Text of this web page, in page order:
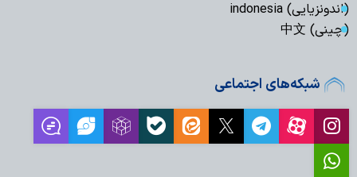
(اندونزیایی) indonesia
(چینی) 中文
شبکه‌های اجتماعی